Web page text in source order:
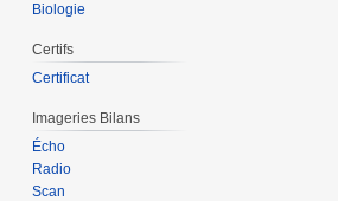
Biologie
Certifs
Certificat
Imageries Bilans
Écho
Radio
Scan